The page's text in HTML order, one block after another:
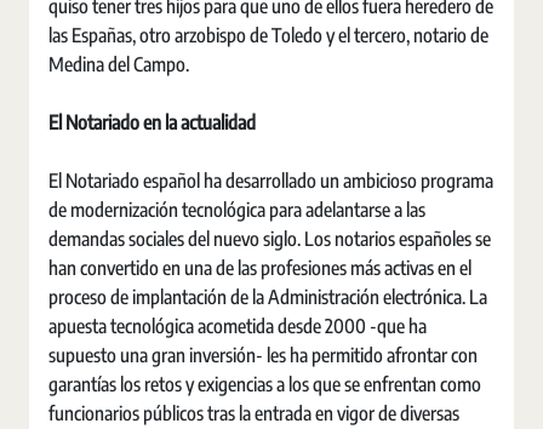
quiso tener tres hijos para que uno de ellos fuera heredero de
las Españas, otro arzobispo de Toledo y el tercero, notario de
Medina del Campo.
El Notariado en la actualidad
El Notariado español ha desarrollado un ambicioso programa
de modernización tecnológica para adelantarse a las
demandas sociales del nuevo siglo. Los notarios españoles se
han convertido en una de las profesiones más activas en el
proceso de implantación de la Administración electrónica. La
apuesta tecnológica acometida desde 2000 -que ha
supuesto una gran inversión- les ha permitido afrontar con
garantías los retos y exigencias a los que se enfrentan como
funcionarios públicos tras la entrada en vigor de diversas